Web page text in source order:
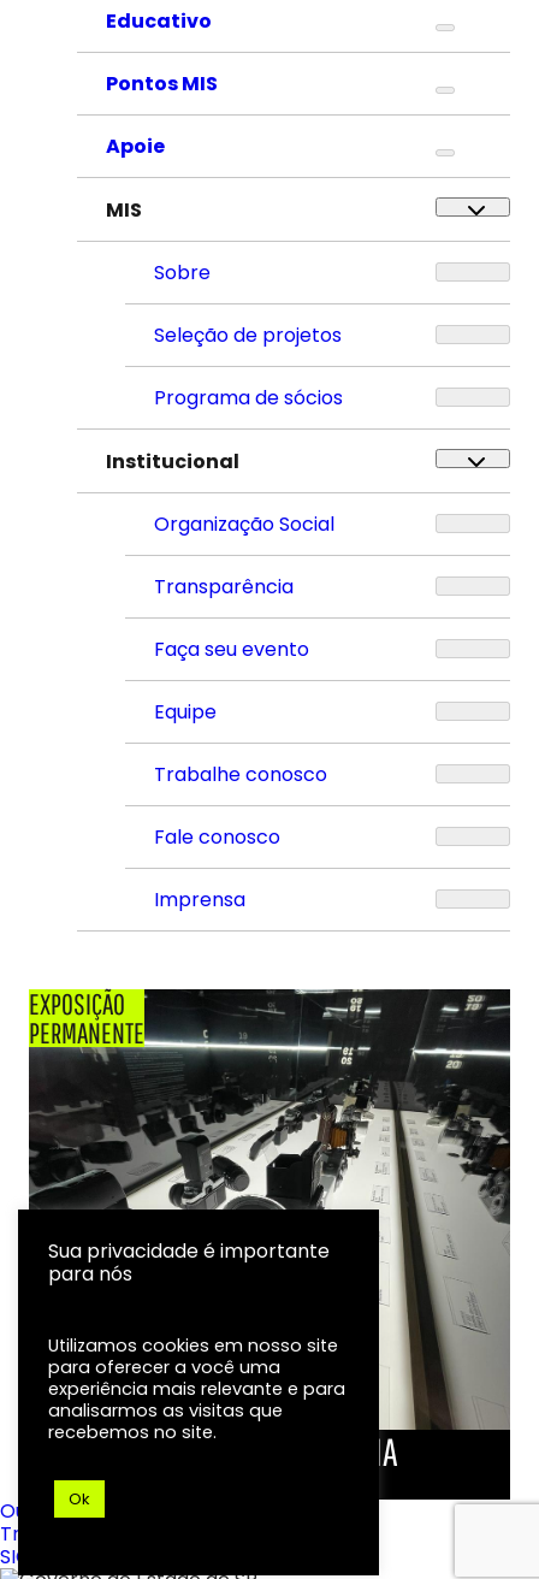
Educativo
Pontos MIS
Apoie
MIS
Sobre
Seleção de projetos
Programa de sócios
Institucional
Organização Social
Transparência
Faça seu evento
Equipe
Trabalhe conosco
Fale conosco
Imprensa
EXPOSIÇÃO
PERMANENTE
LINHA DO TEMPO DA FOTOGRAFIA
EXPOSIÇÃO
Ouvidoria
Transparência
SIC
Sua privacidade é importante
para nós
Utilizamos cookies em nosso site
para oferecer a você uma
experiência mais relevante e para
analisarmos as visitas que
recebemos no site.
Ok